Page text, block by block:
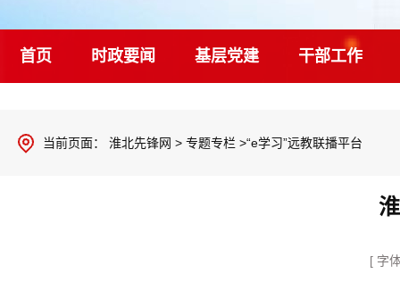
首页 时政要闻 基层党建 干部工作
当前页面： 淮北先锋网 > 专题专栏 >“e学习”远教联播平台
[ 字